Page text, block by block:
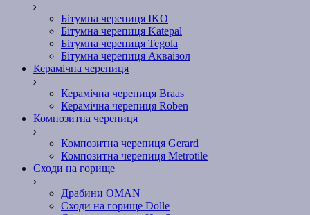
Бітумна черепиця IKO
Бітумна черепиця Katepal
Бітумна черепиця Tegola
Бітумна черепиця Акваізол
Керамічна черепиця
Керамічна черепиця Braas
Керамічна черепиця Roben
Композитна черепиця
Композитна черепиця Gerard
Композитна черепиця Metrotile
Сходи на горище
Драбини OMAN
Сходи на горище Dolle